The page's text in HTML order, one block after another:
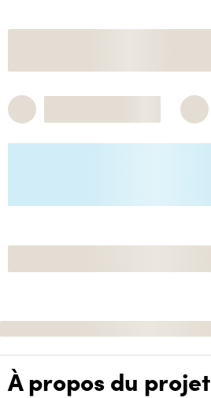
À propos du projet